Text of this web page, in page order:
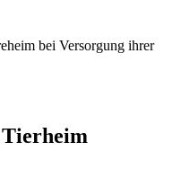
bei Versorgung ihrer